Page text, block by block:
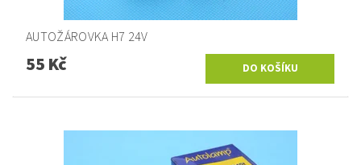
AUTOŽÁROVKA H7 24V
55 Kč